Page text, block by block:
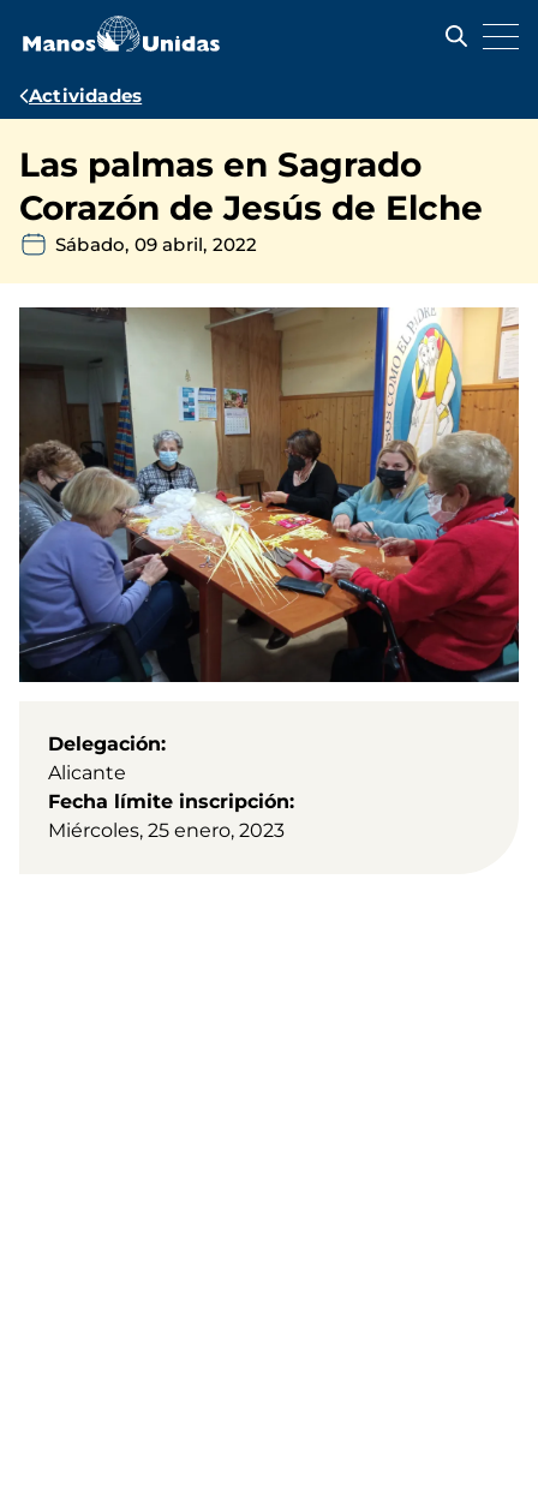
contenido
Ruta
navegación
Actividades
Las palmas en Sagrado
Corazón de Jesús de Elche
Sábado, 09 abril, 2022
Delegación
Alicante
Fecha límite inscripción
Miércoles, 25 enero, 2023